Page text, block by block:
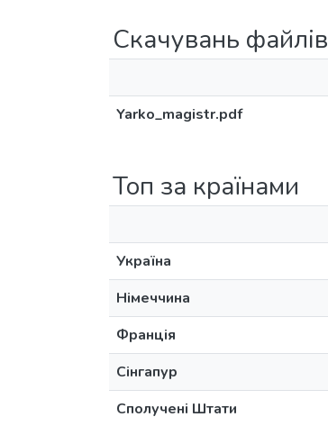
Скачувань файлів
Yarko_magistr.pdf
Топ за країнами
Україна
Німеччина
Франція
Сінгапур
Сполучені Штати